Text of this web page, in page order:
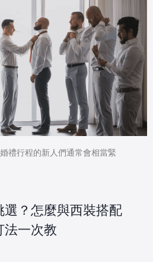
禮行程的新人們通常會相當緊
？怎麼與西裝搭配
法一次教